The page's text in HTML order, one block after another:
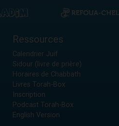
Ressources
Calendrier Juif
Sidour (livre de prière)
Horaires de Chabbath
Livres Torah-Box
Inscription
Podcast Torah-Box
English Version